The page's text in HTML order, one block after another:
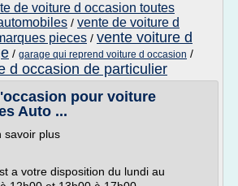
de voiture d occasion toutes
/ vente de voiture d
pieces / vente voiture d
/ garage qui reprend voiture d occasion /
d occasion de particulier
pour voiture
Auto ...
savoir plus
a votre disposition du lundi au